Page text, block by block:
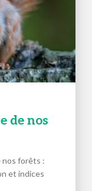
de nos
nos forêts :
et indices